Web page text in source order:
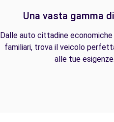
Una vasta gamma
Dalle auto cittadine economiche
familiari, trova il veicolo
alle tue esigenze.